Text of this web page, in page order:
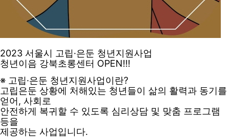
2023 서울시 고립·은둔 청년지원사업
청년이음 강북초롱센터 OPEN!!!
※ 고립·은둔 청년지원사업이란?
고립은둔 상황에 처해있는 청년들이 삶의 활력과 동기를
얻어, 사회로
안전하게 복귀할 수 있도록 심리상담 및 맞춤 프로그램
등을
제공하는 사업입니다.